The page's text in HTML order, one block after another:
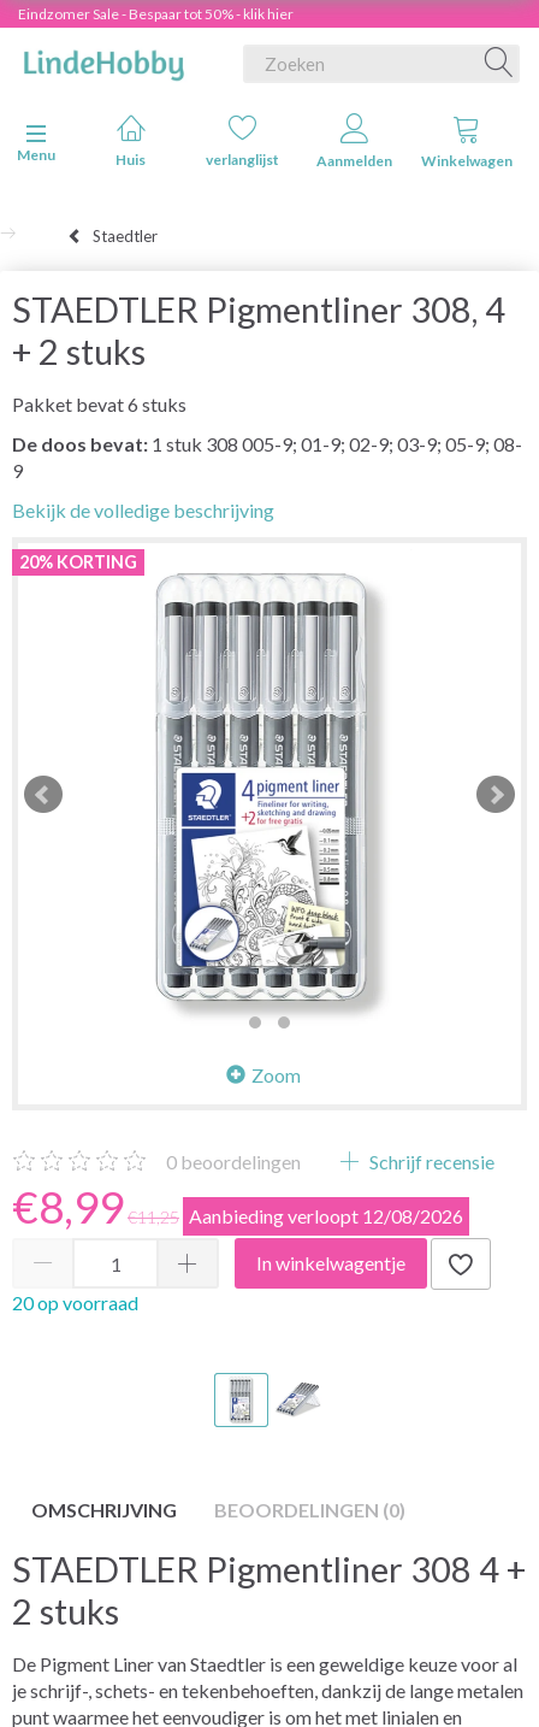
Eindzomer Sale - Bespaar tot 50% - klik hier
Navigatie in-/uitschakelen
Menu
Huis verlanglijst Aanmelden Winkelwagen
Staedtler
STAEDTLER Pigmentliner 308, 4
+ 2 stuks
Pakket bevat 6 stuks
De doos bevat: 1 stuk 308 005-9; 01-9; 02-9; 03-9; 05-9; 08-
9
Bekijk de volledige beschrijving
20% KORTING
Zoom
0 beoordelingen Schrijf recensie
€8,99€11,25 Aanbieding verloopt 12/08/2026
In winkelwagentje
20 op voorraad
OMSCHRIJVING BEOORDELINGEN (0)
STAEDTLER Pigmentliner 308 4 +
2 stuks
De Pigment Liner van Staedtler is een geweldige keuze voor al
je schrijf-, schets- en tekenbehoeften, dankzij de lange metalen
punt waarmee het eenvoudiger is om het met linialen en